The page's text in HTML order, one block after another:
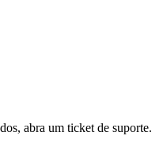
abra um ticket de suporte.